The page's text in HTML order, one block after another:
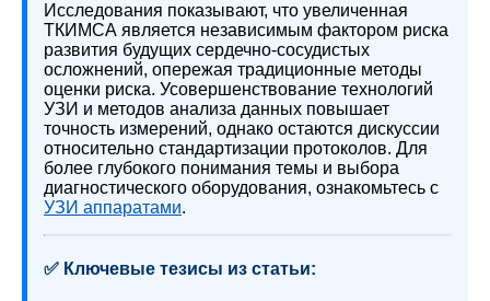
Исследования показывают, что увеличенная
ТКИМСА является независимым фактором риска
развития будущих сердечно-сосудистых
осложнений, опережая традиционные методы
оценки риска. Усовершенствование технологий
УЗИ и методов анализа данных повышает
точность измерений, однако остаются дискуссии
относительно стандартизации протоколов. Для
более глубокого понимания темы и выбора
диагностического оборудования, ознакомьтесь с
УЗИ аппаратами.
✅ Ключевые тезисы из статьи: